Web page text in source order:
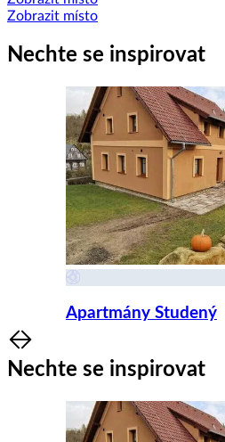
Zobrazit místo
Nechte se inspirovat
Apartmány Studený
Item
1
of
Nechte se inspirovat